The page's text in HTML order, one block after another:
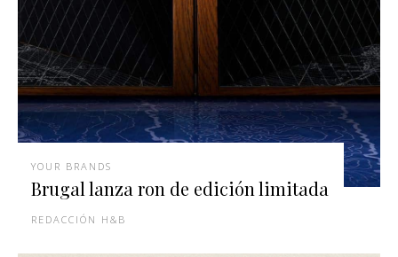
YOUR BRANDS
Brugal lanza ron de edición limitada
REDACCIÓN H&B